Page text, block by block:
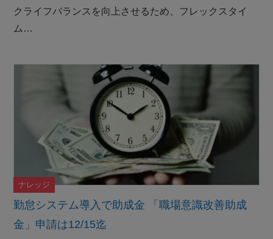
クライフバランスを向上させるため、フレックスタイ
ム…
勤怠システム導入で助成金 「職場意識改善助成
金」申請は12/15迄
ナレッジ